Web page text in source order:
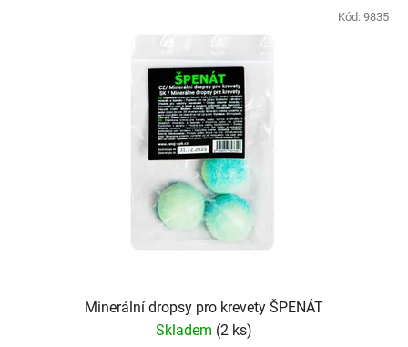
Minerální dropsy pro krevety ŠPENÁT
Skladem (2 ks)
Kód: 9835